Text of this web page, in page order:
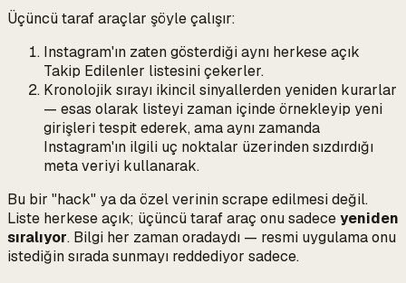
Üçüncü taraf araçlar şöyle çalışır:
Instagram'ın zaten gösterdiği aynı herkese açık
Takip Edilenler listesini çekerler.
Kronolojik sırayı ikincil sinyallerden yeniden kurarlar
— esas olarak listeyi zaman içinde örnekleyip yeni
girişleri tespit ederek, ama aynı zamanda
Instagram'ın ilgili uç noktalar üzerinden sızdırdığı
meta veriyi kullanarak.
Bu bir "hack" ya da özel verinin scrape edilmesi değil.
Liste herkese açık; üçüncü taraf araç onu sadeceyeniden
sıralıyor. Bilgi her zaman oradaydı — resmi uygulama onu
istediğin sırada sunmayı reddediyor sadece.